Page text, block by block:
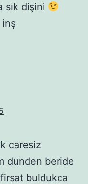
sık dişini
inş
caresiz
dunden beride
buldukca